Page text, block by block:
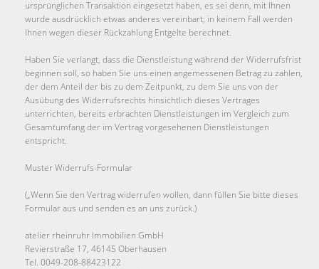
ursprünglichen Transaktion eingesetzt haben, es sei denn, mit Ihnen
wurde ausdrücklich etwas anderes vereinbart; in keinem Fall werden
Ihnen wegen dieser Rückzahlung Entgelte berechnet.
Haben Sie verlangt, dass die Dienstleistung während der Widerrufsfrist
beginnen soll, so haben Sie uns einen angemessenen Betrag zu zahlen,
der dem Anteil der bis zu dem Zeitpunkt, zu dem Sie uns von der
Ausübung des Widerrufsrechts hinsichtlich dieses Vertrages
unterrichten, bereits erbrachten Dienstleistungen im Vergleich zum
Gesamtumfang der im Vertrag vorgesehenen Dienstleistungen
entspricht.
Muster Widerrufs-Formular
(„Wenn Sie den Vertrag widerrufen wollen, dann füllen Sie bitte dieses
Formular aus und senden es an uns zurück.)
atelier rheinruhr Immobilien GmbH
Revierstraße 17, 46145 Oberhausen
Tel. 0049-208-88423122